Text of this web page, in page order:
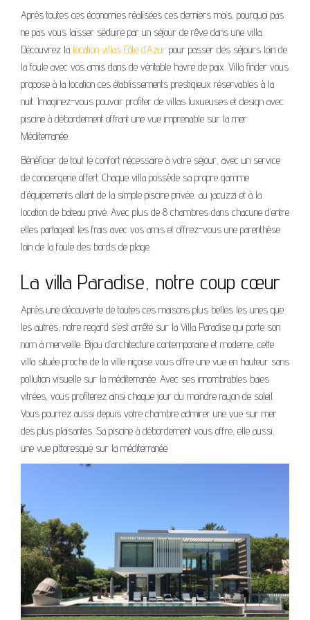
Après toutes ces économies réalisées ces derniers mois, pourquoi pas
ne pas vous laisser séduire par un séjour de rêve dans une villa.
Découvrez la location villas Côte d’Azur pour passer des séjours loin de
la foule avec vos amis dans de véritable havre de paix. Villa finder vous
propose à la location ces établissements prestigieux réservables à la
nuit. Imaginez-vous pouvoir profiter de villas luxueuses et design avec
piscine à débordement offrant une vue imprenable sur la mer
Méditerranée.
Bénéficier de tout le confort nécessaire à votre séjour, avec un service
de conciergerie offert. Chaque villa possède sa propre gamme
d’équipements allant de la simple piscine privée, au jacuzzi et à la
location de bateau privé. Avec plus de 8 chambres dans chacune d’entre
elles partageait les frais avec vos amis et offrez-vous une parenthèse
loin de la foule des bords de plage.
La villa Paradise, notre coup cœur
Après une découverte de toutes ces maisons plus belles les unes que
les autres, notre regard s’est arrêté sur la Villa Paradise qui porte son
nom à merveille. Bijou d’architecture contemporaine et moderne, cette
villa située proche de la ville niçoise vous offre une vue en hauteur sans
pollution visuelle sur la méditerranée. Avec ses innombrables baies
vitrées, vous profiterez ainsi chaque jour du moindre rayon de soleil.
Vous pourrez aussi depuis votre chambre admirer une vue sur mer
des plus plaisantes. Sa piscine à débordement vous offre, elle aussi,
une vue pittoresque sur la méditerranée.